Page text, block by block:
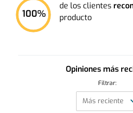
100%
de los clientes
producto
Opiniones más
Filtrar: